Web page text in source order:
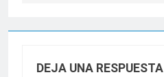
DEJA UNA RESPUESTA